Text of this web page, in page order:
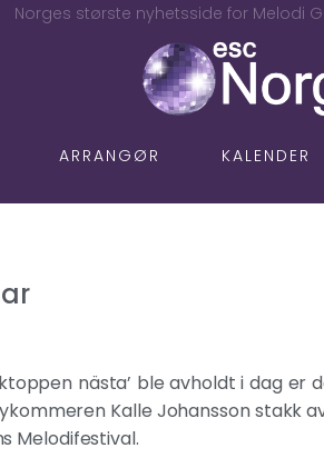
Norges største nyhetsside for Melodi
ARRANGØR KALENDER
nästa’ ble avholdt i dag er
Kalle Johansson stakk
Melodifestival.